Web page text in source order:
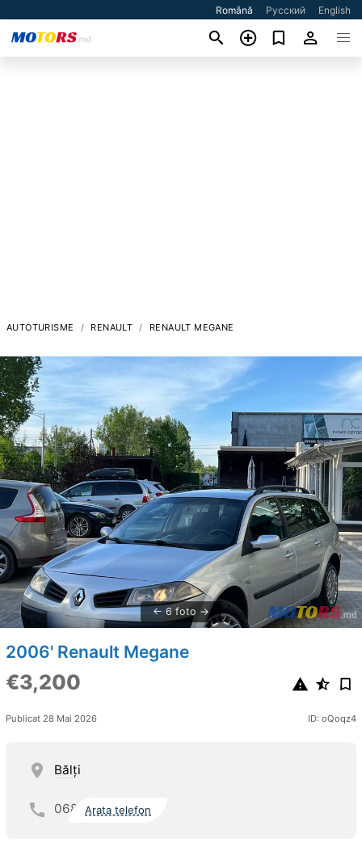
Română Русский English
AUTOTURISME RENAULT RENAULT MEGANE
6 foto
2006' Renault Megane
€3,200
Publicat 28 Mai 2026 ID: oQoqz4
Bălţi
068 Arata telefon